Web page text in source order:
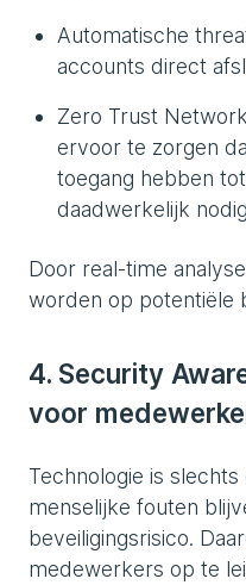
Automatische
accounts direct
Zero Trust
ervoor te zorgen
toegang hebben
daadwerkelijk
Door real-time
worden op potentiële
4. Security
voor
Technologie is
menselijke fouten
beveiligingsrisico.
medewerkers op te